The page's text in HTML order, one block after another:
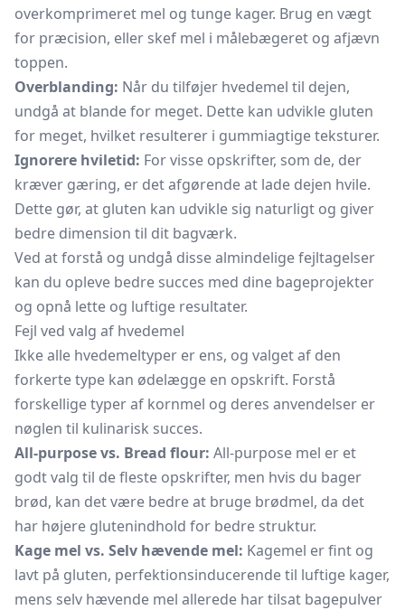
overkomprimeret mel og tunge kager. Brug en vægt
for præcision, eller skef mel i målebægeret og afjævn
toppen.
Overblanding: Når du tilføjer hvedemel til dejen,
undgå at blande for meget. Dette kan udvikle gluten
for meget, hvilket resulterer i gummiagtige teksturer.
Ignorere hviletid: For visse opskrifter, som de, der
kræver gæring, er det afgørende at lade dejen hvile.
Dette gør, at gluten kan udvikle sig naturligt og giver
bedre dimension til dit bagværk.
Ved at forstå og undgå disse almindelige fejltagelser
kan du opleve bedre succes med dine bageprojekter
og opnå lette og luftige resultater.
Fejl ved valg af hvedemel
Ikke alle hvedemeltyper er ens, og valget af den
forkerte type kan ødelægge en opskrift. Forstå
forskellige typer af kornmel og deres anvendelser er
nøglen til kulinarisk succes.
All-purpose vs. Bread flour: All-purpose mel er et
godt valg til de fleste opskrifter, men hvis du bager
brød, kan det være bedre at bruge brødmel, da det
har højere glutenindhold for bedre struktur.
Kage mel vs. Selv hævende mel: Kagemel er fint og
lavt på gluten, perfektionsinducerende til luftige kager,
mens selv hævende mel allerede har tilsat bagepulver